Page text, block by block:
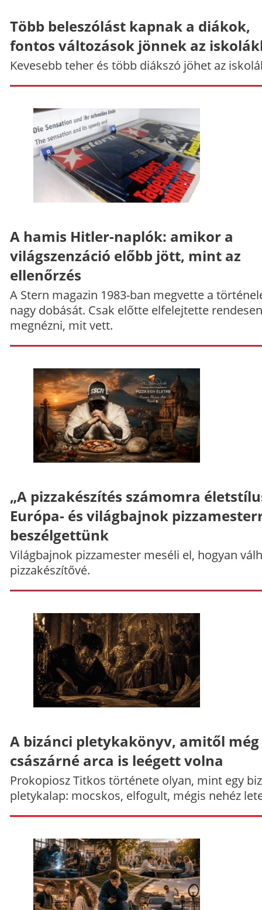
Több beleszólást kapnak a diákok,
fontos változások jönnek az
Kevesebb teher és több diákszó jöhet az
A hamis Hitler-naplók: amikor a
világszenzáció előbb jött, mint az
ellenőrzés
A Stern magazin 1983-ban megvette a
nagy dobását. Csak előtte elfelejtette rendesen
megnézni, mit vett.
„A pizzakészítés számomra
Európa- és világbajnok
beszélgettünk
Világbajnok pizzamester meséli el, hogyan
pizzakészítővé.
A bizánci pletykakönyv, amitől még
császárné arca is leégett volna
Prokopiosz Titkos története olyan, mint egy
pletykalap: mocskos, elfogult, mégis nehéz